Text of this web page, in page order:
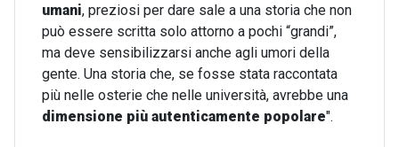
umani, preziosi per dare sale a una storia che non
può essere scritta solo attorno a pochi “grandi”,
ma deve sensibilizzarsi anche agli umori della
gente. Una storia che, se fosse stata raccontata
più nelle osterie che nelle università, avrebbe una
dimensione più autenticamente popolare".